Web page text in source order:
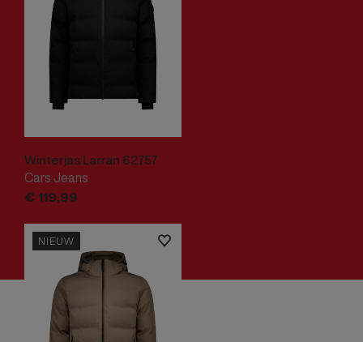
Winterjas Larran 62757
Cars Jeans
€ 119,99
NIEUW